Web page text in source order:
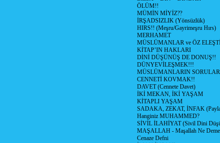
ÖLÜM!!
MÜMİN MİYİZ??
İRŞADSIZLIK (Yönsüzlük)
HIRS!! (Meşru/Gayrimeşru Hırs)
MERHAMET
MÜSLÜMANLAR ve ÖZ
KİTAP’IN HAKLARI
DİNİ DÜŞÜNÜŞ DE DONUŞ!!
DÜNYEVİLEŞMEK!!!
MÜSLÜMANLARIN
CENNETİ KOVMAK!!
DAVET (Cennete Davet)
İKİ MEKAN, İKİ YAŞAM
KİTAPLI YAŞAM
SADAKA, ZEKAT, İNFAK
Hanginiz MUHAMMED?
SİVİL İLAHİYAT (Sivil Dini
MAŞALLAH - Maşallah Ne
Cenaze Defni